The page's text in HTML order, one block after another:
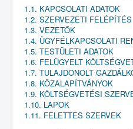
1.1. KAPCSOLATI ADATOK
1.2. SZERVEZETI FELÉPÍTÉS
1.3. VEZETŐK
1.4. ÜGYFÉLKAPCSOLATI
1.5. TESTÜLETI ADATOK
1.6. FELÜGYELT
1.7. TULAJDONOLT
1.8. KÖZALAPÍTVÁNYOK
1.9. KÖLTSÉGVETÉSI
1.10. LAPOK
1.11. FELETTES SZERVEK